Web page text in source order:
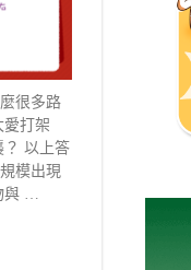
很多路
打架
？ 以上答
模出現
…